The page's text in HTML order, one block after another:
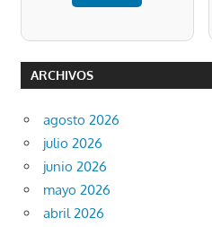
ARCHIVOS
agosto 2026
julio 2026
junio 2026
mayo 2026
abril 2026